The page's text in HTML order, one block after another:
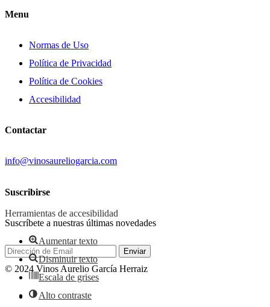
Menu
Normas de Uso
Política de Privacidad
Política de Cookies
Accesibilidad
Contactar
info@vinosaureliogarcia.com
Suscribirse
Suscríbete a nuestras últimas novedades
© 2024 Vinos Aurelio García Herraiz
Herramientas de accesibilidad
Aumentar texto
Disminuir texto
Escala de grises
Alto contraste